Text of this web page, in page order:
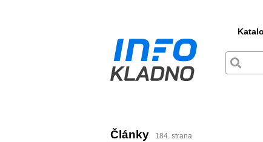
Články 184. strana